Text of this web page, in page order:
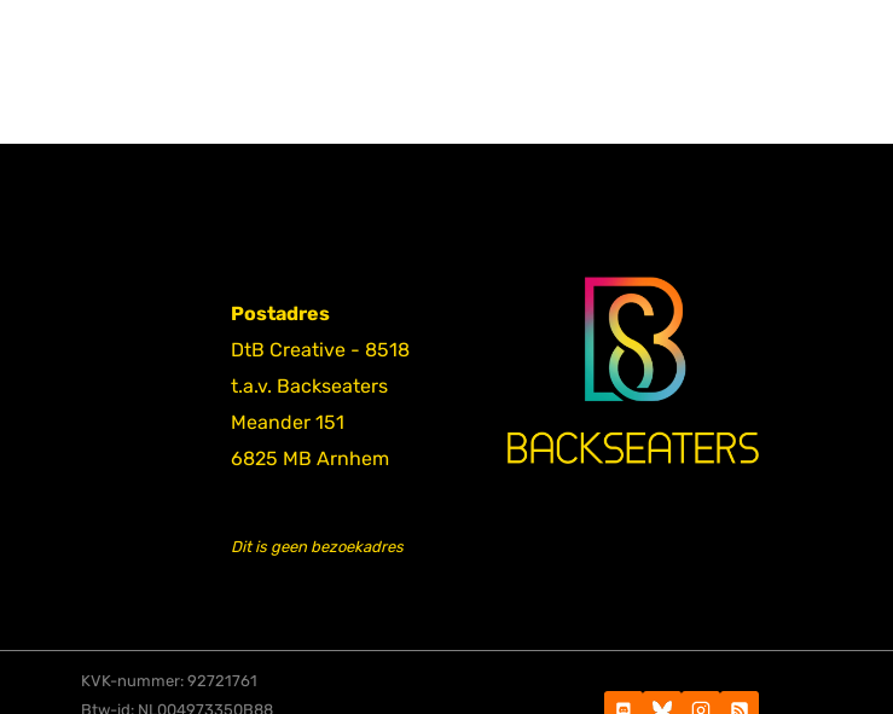
Postadres
DtB Creative - 8518
t.a.v. Backseaters
Meander 151
6825 MB Arnhem
Dit is geen bezoekadres
KVK-nummer: 92721761
Btw-id: NL004973350B88